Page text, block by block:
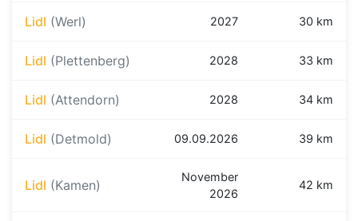
Lidl (Werl) 2027 30 km
Lidl (Plettenberg) 2028 33 km
Lidl (Attendorn) 2028 34 km
Lidl (Detmold) 09.09.2026 39 km
Lidl (Kamen)
November
2026
42 km